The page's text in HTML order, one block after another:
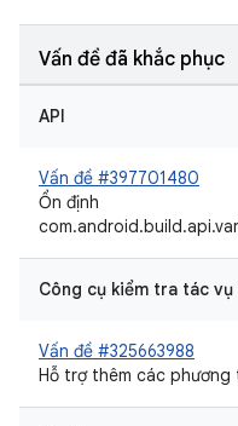
Vấn đề đã khắc phục
API
Vấn đề #397701480
Ổn định
Công cụ kiểm tra tác
Vấn đề #325663988
Hỗ trợ thêm các